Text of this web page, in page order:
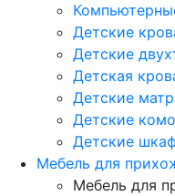
Детские
Детские
Детская
Детские
Детские
Детские
Мебель для
Мебель для